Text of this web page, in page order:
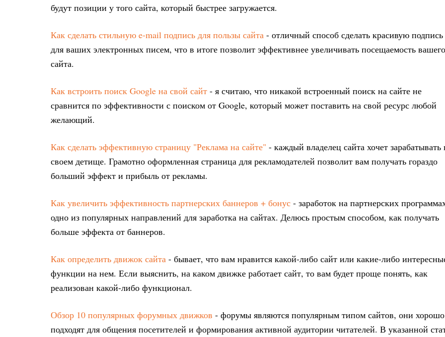
будут позиции у того сайта, который быстрее загружается.
Как сделать стильную e-mail подпись для пользы сайта - отличный способ сделать красивую подпись
для ваших электронных писем, что в итоге позволит эффективнее увеличивать посещаемость вашего
сайта.
Как встроить поиск Google на свой сайт - я считаю, что никакой встроенный поиск на сайте не
сравнится по эффективности с поиском от Google, который может поставить на свой ресурс любой
желающий.
Как сделать эффективную страницу "Реклама на сайте" - каждый владелец сайта хочет зарабатывать
своем детище. Грамотно оформленная страница для рекламодателей позволит вам получать гораздо
больший эффект и прибыль от рекламы.
Как увеличить эффективность партнерских баннеров + бонус - заработок на партнерских
одно из популярных направлений для заработка на сайтах. Делюсь простым способом, как получать
больше эффекта от баннеров.
Как определить движок сайта - бывает, что вам нравится какой-либо сайт или какие-либо
функции на нем. Если выяснить, на каком движке работает сайт, то вам будет проще понять, как
реализован какой-либо функционал.
Обзор 10 популярных форумных движков - форумы являются популярным типом сайтов, они хорошо
подходят для общения посетителей и формирования активной аудитории читателей. В указанной